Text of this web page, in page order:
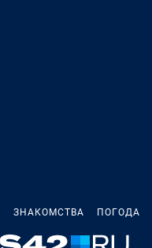
ЗНАКОМСТВА ПОГОДА